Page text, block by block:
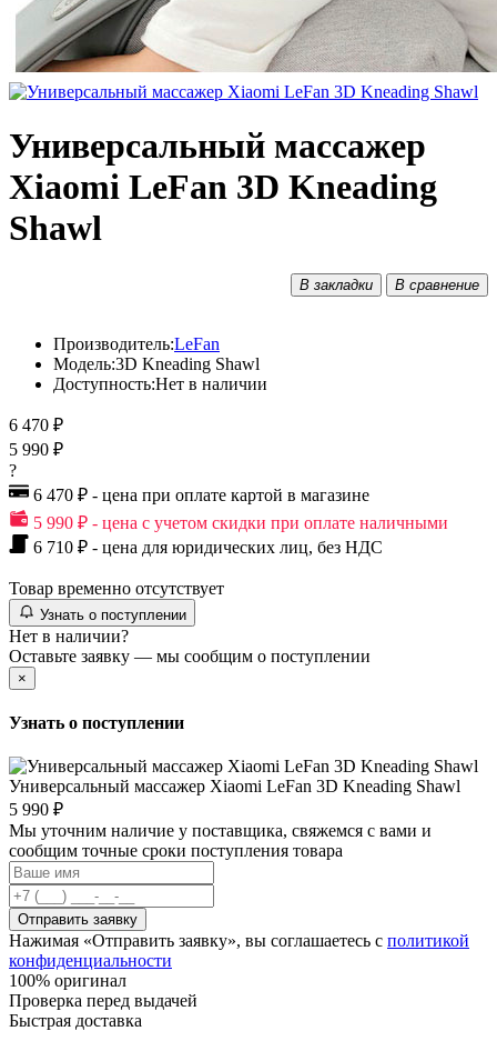
Универсальный массажер
Xiaomi LeFan 3D Kneading
Shawl
В закладки В сравнение
Производитель:LeFan
Модель:3D Kneading Shawl
Доступность:Нет в наличии
6 470 ₽
5 990 ₽
?
6 470 ₽ - цена при оплате картой в магазине
5 990 ₽ - цена с учетом скидки при оплате наличными
6 710 ₽ - цена для юридических лиц, без НДС
Товар временно отсутствует
Узнать о поступлении
Нет в наличии?
Оставьте заявку — мы сообщим о поступлении
×
Узнать о поступлении
Универсальный массажер Xiaomi LeFan 3D Kneading Shawl
5 990 ₽
Мы уточним наличие у поставщика, свяжемся с вами и
сообщим точные сроки поступления товара
Отправить заявку
Нажимая «Отправить заявку», вы соглашаетесь с политикой
конфиденциальности
100% оригинал
Проверка перед выдачей
Быстрая доставка